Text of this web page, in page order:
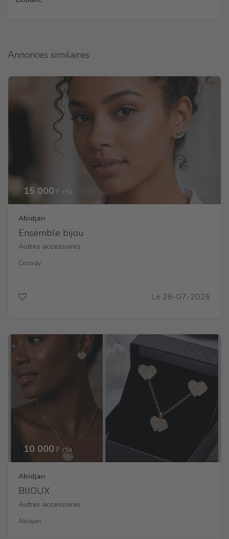
Annonces similaires
15 000 F cfa
Abidjan
Ensemble bijou
Autres accessoires
Cocody
Le 28-07-2026
10 000 F cfa
Abidjan
BIJOUX
Autres accessoires
Abidjan